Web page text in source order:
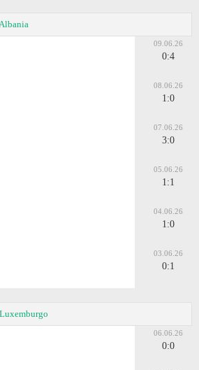
Albania
09.06.26
0:4
08.06.26
1:0
07.06.26
3:0
05.06.26
1:1
04.06.26
1:0
03.06.26
0:1
Luxemburgo
06.06.26
0:0